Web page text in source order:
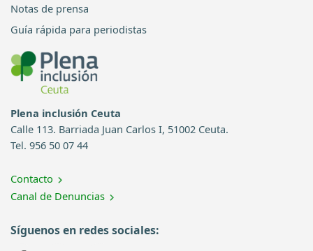
Notas de prensa
Guía rápida para periodistas
Plena inclusión Ceuta
Calle 113. Barriada Juan Carlos I, 51002 Ceuta.
Tel. 956 50 07 44
Contacto
Canal de Denuncias
Síguenos en redes sociales: